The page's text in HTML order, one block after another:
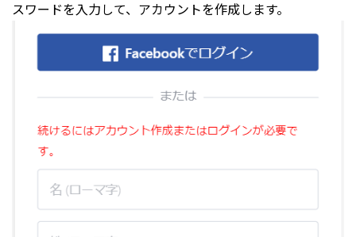
スワードを入力して、アカウントを作成します。